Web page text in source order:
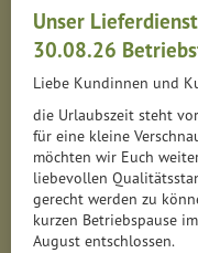
Unser
30.08.26
Liebe Kundinnen und
die Urlaubszeit steht
für eine kleine
möchten wir Euch
liebevollen
gerecht werden zu
kurzen Betriebspause
August entschlossen.
12
Hersteller